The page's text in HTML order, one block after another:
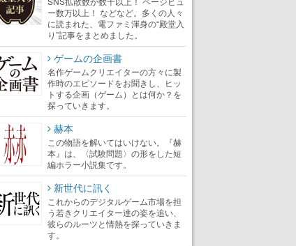
ー数万以上！ などなど。多くの人々
に読まれた、電ファミ渾身の“殿堂入
り”記事をまとめました。
ゲームの企画書
名作ゲームクリエイターの方々に製
作時のエピソードをお聞きし、ヒッ
トする企画（ゲーム）とは何か？を
探っていきます。
赫本
この物語を解いてはいけない。『赫
本』は、〈試験問題〉の形をした短
編ホラー小説集です。
新世代に訊く
これからのデジタルゲーム市場を担
う若きクリエイター達の姿を追い、
彼らのルーツと情熱を探っていきま
す。